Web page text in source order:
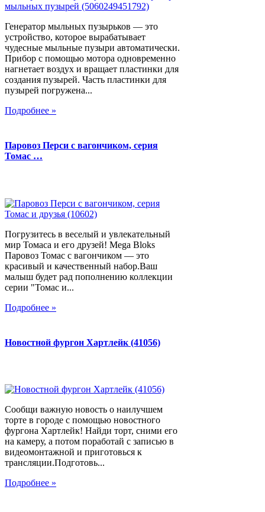
Генератор мыльных пузырьков — это
устройство, которое вырабатывает
чудесные мыльные пузыри автоматически.
Прибор с помощью мотора одновременно
нагнетает воздух и вращает пластинки для
создания пузырей. Часть пластинки для
пузырей погружена...
Подробнее »
Паровоз Перси с вагончиком, серия
Томас …
Погрузитесь в веселый и увлекательный
мир Томаса и его друзей! Mega Bloks
Паровоз Томас с вагончиком — это
красивый и качественный набор.Ваш
малыш будет рад пополнению коллекции
серии "Томас и...
Подробнее »
Новостной фургон Хартлейк (41056)
Сообщи важную новость о наилучшем
торте в городе с помощью новостного
фургона Хартлейк! Найди торт, сними его
на камеру, а потом поработай с записью в
видеомонтажной и приготовься к
трансляции.Подготовь...
Подробнее »